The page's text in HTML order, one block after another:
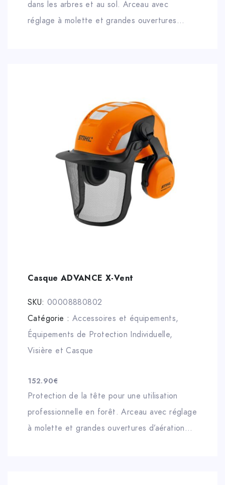
dans les arbres et au sol. Arceau avec
réglage à molette et grandes ouvertures
Confort de port élevé.
Casque ADVANCE X-Vent
SKU: 00008880802
Catégorie : Accessoires et équipements,
Équipements de Protection Individuelle,
Visière et Casque
152.90€
Protection de la tête pour une utilisation
professionnelle en forêt. Arceau avec réglage
à molette et grandes ouvertures d’aération